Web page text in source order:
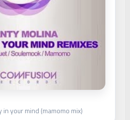
your mind (mamomo mix)